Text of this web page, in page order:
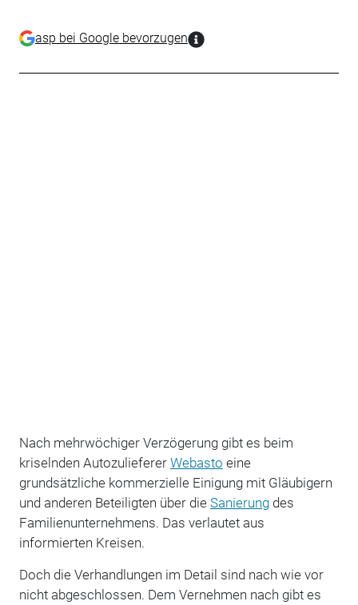
asp bei Google bevorzugen
Nach mehrwöchiger Verzögerung gibt es beim
kriselnden Autozulieferer Webasto eine
grundsätzliche kommerzielle Einigung mit Gläubigern
und anderen Beteiligten über die Sanierungdes
Familienunternehmens. Das verlautet aus
informierten Kreisen.
Doch die Verhandlungen im Detail sind nach wie vor
nicht abgeschlossen. Dem Vernehmen nach gibt es